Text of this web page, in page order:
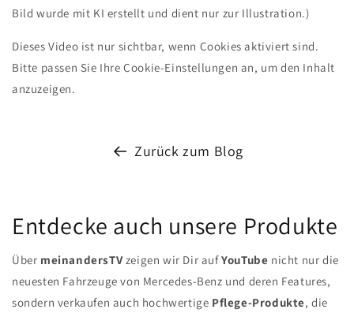
Bild wurde mit KI erstellt und dient nur zur Illustration.)
Dieses Video ist nur sichtbar, wenn Cookies aktiviert sind.
Bitte passen Sie Ihre Cookie-Einstellungen an, um den Inhalt
anzuzeigen.
Zurück zum Blog
Entdecke auch unsere Produkte
Über meinandersTVzeigen wir Dir aufYouTube nicht nur die
neuesten Fahrzeuge von Mercedes-Benz und deren Features,
sondern verkaufen auch hochwertige Pflege-Produkte, die